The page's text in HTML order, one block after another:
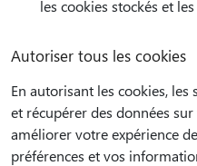
les cookies stockés et
Autoriser tous les cookies
En autorisant les cookies,
et récupérer des données
améliorer votre expérience
préférences et vos